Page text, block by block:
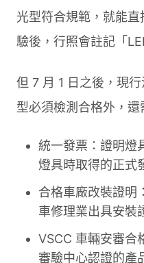
光型符合規範，就能
驗後，行照會註記「
但 7 月 1 日之後，現
型必須檢測合格外，還
統一發票：證明燈
燈具時取得的正式
合格車廠改裝證明
車修理業出具安裝
VSCC 車輛安審合
審驗中心認證的產